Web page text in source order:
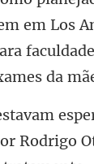
em Los
Rodrigo